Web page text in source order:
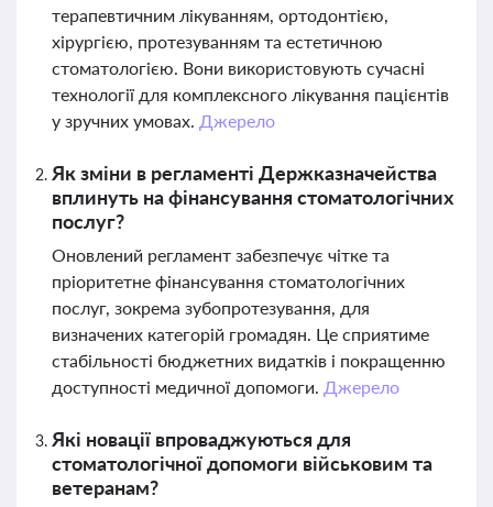
терапевтичним лікуванням, ортодонтією,
хірургією, протезуванням та естетичною
стоматологією. Вони використовують сучасні
технології для комплексного лікування пацієнтів
у зручних умовах. Джерело
Як зміни в регламенті Держказначейства
вплинуть на фінансування стоматологічних
послуг?
Оновлений регламент забезпечує чітке та
пріоритетне фінансування стоматологічних
послуг, зокрема зубопротезування, для
визначених категорій громадян. Це сприятиме
стабільності бюджетних видатків і покращенню
доступності медичної допомоги. Джерело
Які новації впроваджуються для
стоматологічної допомоги військовим та
ветеранам?